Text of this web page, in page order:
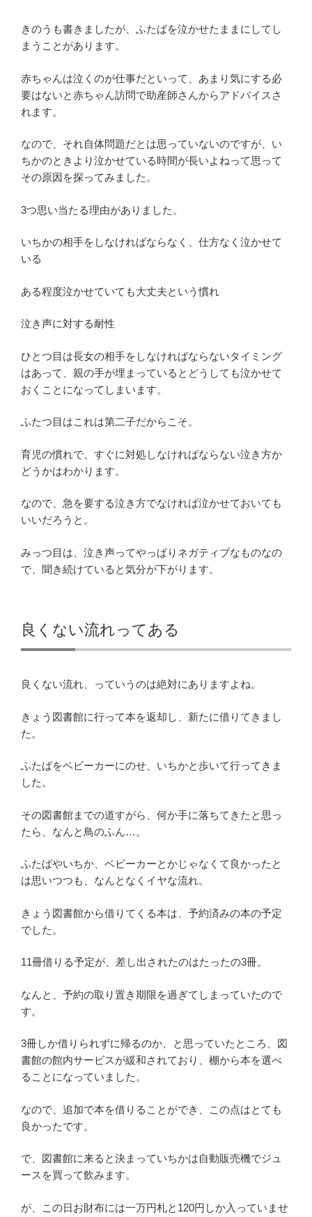
きのうも書きましたが、ふたばを泣かせたままにしてし
まうことがあります。
赤ちゃんは泣くのが仕事だといって、あまり気にする必
要はないと赤ちゃん訪問で助産師さんからアドバイスさ
れます。
なので、それ自体問題だとは思っていないのですが、い
ちかのときより泣かせている時間が長いよねって思って
その原因を探ってみました。
3つ思い当たる理由がありました。
いちかの相手をしなければならなく、仕方なく泣かせて
いる
ある程度泣かせていても大丈夫という慣れ
泣き声に対する耐性
ひとつ目は長女の相手をしなければならないタイミング
はあって、親の手が埋まっているとどうしても泣かせて
おくことになってしまいます。
ふたつ目はこれは第二子だからこそ。
育児の慣れで、すぐに対処しなければならない泣き方か
どうかはわかります。
なので、急を要する泣き方でなければ泣かせておいても
いいだろうと。
みっつ目は、泣き声ってやっぱりネガティブなものなの
で、聞き続けていると気分が下がります。
良くない流れってある
良くない流れ、っていうのは絶対にありますよね。
きょう図書館に行って本を返却し、新たに借りてきまし
た。
ふたばをベビーカーにのせ、いちかと歩いて行ってきま
した。
その図書館までの道すがら、何か手に落ちてきたと思っ
たら、なんと鳥のふん…。
ふたばやいちか、ベビーカーとかじゃなくて良かったと
は思いつつも、なんとなくイヤな流れ。
きょう図書館から借りてくる本は、予約済みの本の予定
でした。
11冊借りる予定が、差し出されたのはたったの3冊。
なんと、予約の取り置き期限を過ぎてしまっていたので
す。
3冊しか借りられずに帰るのか、と思っていたところ、図
書館の館内サービスが緩和されており、棚から本を選べ
ることになっていました。
なので、追加で本を借りることができ、この点はとても
良かったです。
で、図書館に来ると決まっていちかは自動販売機でジュ
ースを買って飲みます。
が、この日お財布には一万円札と120円しか入っていませ